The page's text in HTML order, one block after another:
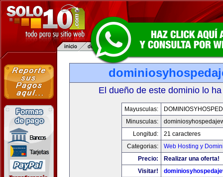
El dueño de este dominio lo
Mayusculas:
Minusculas:
Longitud:
21 caracteres
Categorias:
Web Hosting y
Precio:
Realizar una oferta!
Visitar!